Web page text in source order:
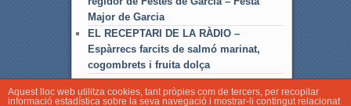
Major de Garcia
EL RECEPTARI DE LA RÀDIO –
Espàrrecs farcits de salmó marinat,
cogombrets i fruita dolça
Aquest lloc web utilitza cookies, tant pròpies com de tercers, per recopilar
informació estadística sobre la seva navegació i mostrar-li contingut relacionat